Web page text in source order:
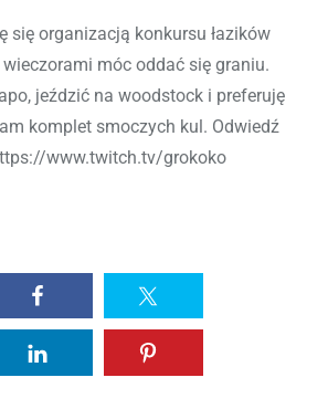
się organizacją konkursu łazików
móc oddać się graniu.
jeździć na woodstock i preferuję
komplet smoczych kul. Odwiedź
www.twitch.tv/grokoko